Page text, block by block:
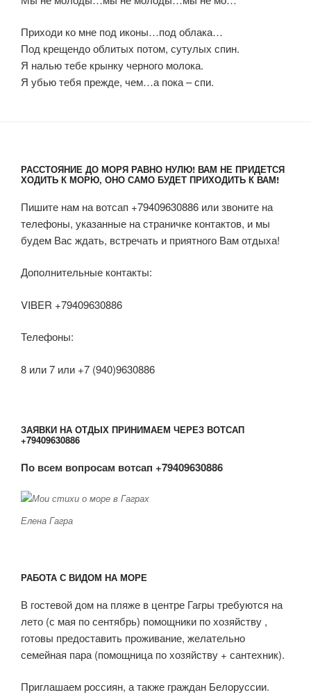
Приходи ко мне под иконы…под облака…
Под крещендо облитых потом, сутулых спин.
Я налью тебе крынку черного молока.
Я убью тебя прежде, чем…а пока – спи.
РАССТОЯНИЕ ДО МОРЯ РАВНО НУЛЮ! ВАМ НЕ ПРИДЕТСЯ
ХОДИТЬ К МОРЮ, ОНО САМО БУДЕТ ПРИХОДИТЬ К ВАМ!
Пишите нам на вотсап +79409630886 или звоните на
телефоны, указанные на страничке контактов, и мы
будем Вас ждать, встречать и приятного Вам отдыха!
Дополнительные контакты:
VIBER +79409630886
Телефоны:
8 или 7 или +7 (940)9630886
ЗАЯВКИ НА ОТДЫХ ПРИНИМАЕМ ЧЕРЕЗ ВОТСАП
+79409630886
По всем вопросам вотсап +79409630886
Елена Гагра
РАБОТА С ВИДОМ НА МОРЕ
В гостевой дом на пляже в центре Гагры требуются на
лето (с мая по сентябрь) помощники по хозяйству ,
готовы предоставить проживание, желательно
семейная пара (помощница по хозяйству + сантехник).
Приглашаем россиян, а также граждан Белоруссии.